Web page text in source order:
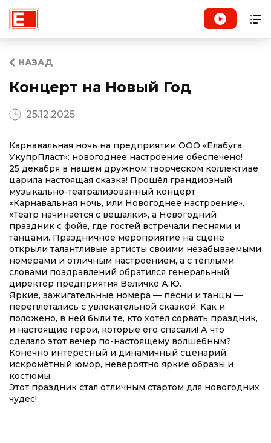
НАЗАД
Концерт на Новый Год
25.12.2025
Карнавальная ночь на предприятии ООО «Елабуга
УкупрПласт»: новогоднее настроение обеспечено!
25 декабря в нашем дружном творческом коллективе
царила настоящая сказка! Прошёл грандиозный
музыкально-театрализованный концерт
«Карнавальная ночь, или Новогоднее настроение».
«Театр начинается с вешалки», а Новогодний
праздник с фойе, где гостей встречали песнями и
танцами. Праздничное мероприятие на сцене
открыли талантливые артисты своими незабываемыми
номерами и отличным настроением, а с тёплыми
словами поздравлений обратился генеральный
директор предприятия Величко А.Ю.
Яркие, зажигательные номера — песни и танцы —
переплетались с увлекательной сказкой. Как и
положено, в ней были те, кто хотел сорвать праздник,
и настоящие герои, которые его спасали! А что
сделало этот вечер по-настоящему волшебным?
Конечно интересный и динамичный сценарий,
искромётный юмор, невероятно яркие образы и
костюмы.
Этот праздник стал отличным стартом для новогодних
чудес!